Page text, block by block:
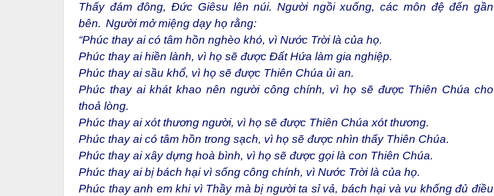
Thấy đám đông, Đức Giêsu lên núi. Người ngồi xuống, các môn đệ đến gần
bên. Người mở miệng dạy họ rằng:
“Phúc thay ai có tâm hồn nghèo khó, vì Nước Trời là của họ.
Phúc thay ai hiền lành, vì họ sẽ được Đất Hứa làm gia nghiệp.
Phúc thay ai sầu khổ, vì họ sẽ được Thiên Chúa ủi an.
Phúc thay ai khát khao nên người công chính, vì họ sẽ được Thiên Chúa cho
thoả lòng.
Phúc thay ai xót thương người, vì họ sẽ được Thiên Chúa xót thương.
Phúc thay ai có tâm hồn trong sạch, vì họ sẽ được nhìn thấy Thiên Chúa.
Phúc thay ai xây dựng hoà bình, vì họ sẽ được gọi là con Thiên Chúa.
Phúc thay ai bị bách hại vì sống công chính, vì Nước Trời là của họ.
Phúc thay anh em khi vì Thầy mà bị người ta sỉ vả, bách hại và vu khống đủ điều